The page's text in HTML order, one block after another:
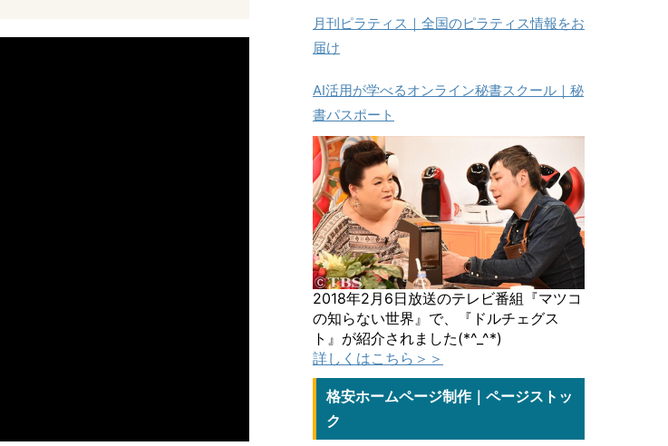
月刊ピラティス｜全国のピラティス情報をお
届け
AI活用が学べるオンライン秘書スクール｜秘
書パスポート
2018年2月6日放送のテレビ番組『マツコ
の知らない世界』で、『ドルチェグス
ト』が紹介されました(*^_^*)
詳しくはこちら＞＞
格安ホームページ制作｜ページストッ
ク